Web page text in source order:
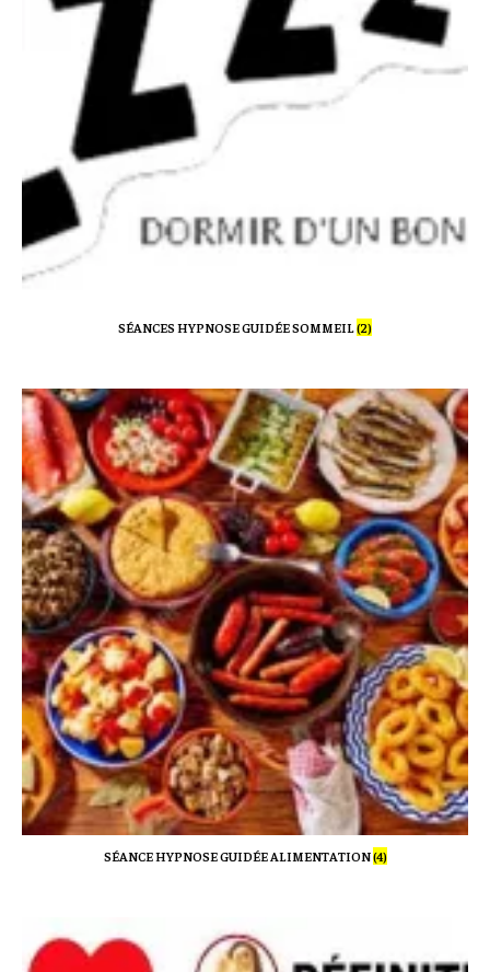
SÉANCES HYPNOSE GUIDÉE SOMMEIL(2)
SÉANCE HYPNOSE GUIDÉE ALIMENTATION(4)